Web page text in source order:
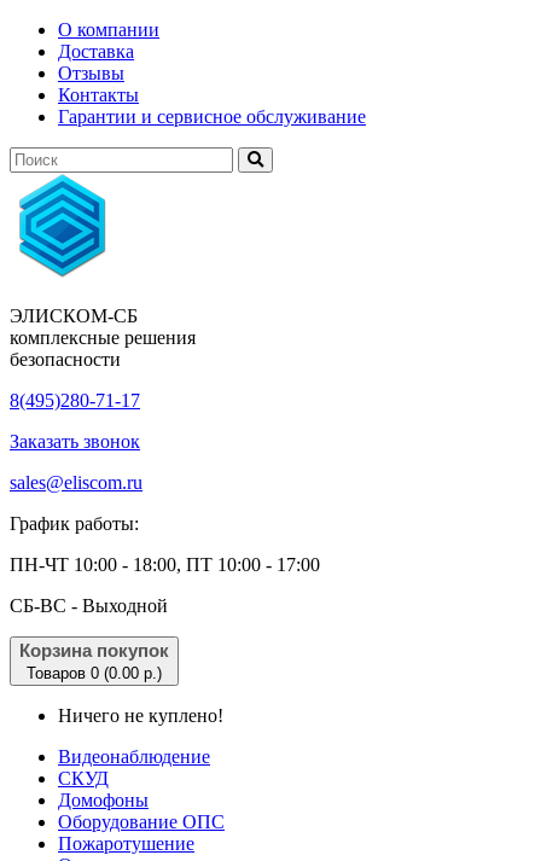
О компании
Доставка
Отзывы
Контакты
Гарантии и сервисное обслуживание
ЭЛИСКОМ-СБ
комплексные решения
безопасности
8(495)280-71-17
Заказать звонок
sales@eliscom.ru
График работы:
ПН-ЧТ 10:00 - 18:00, ПТ 10:00 - 17:00
CБ-ВС - Выходной
Корзина покупок
Товаров 0 (0.00 р.)
Ничего не куплено!
Видеонаблюдение
СКУД
Домофоны
Оборудование ОПС
Пожаротушение